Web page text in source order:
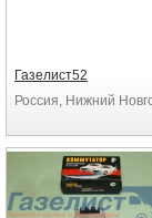
Газелист52
Россия, Нижний